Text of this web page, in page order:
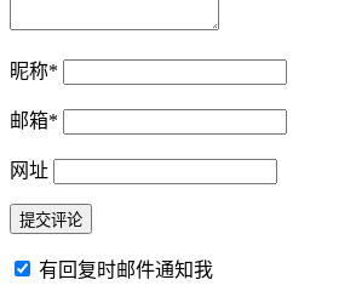
昵称*
邮箱*
网址
有回复时邮件通知我